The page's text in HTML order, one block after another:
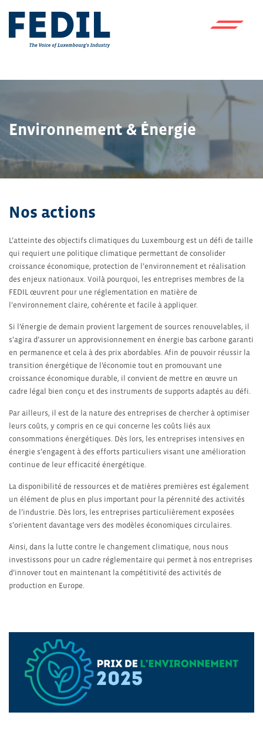
Environnement & Énergie
Nos actions
L’atteinte des objectifs climatiques du Luxembourg est un défi de taille
qui requiert une politique climatique permettant de consolider
croissance économique, protection de l’environnement et réalisation
des enjeux nationaux. Voilà pourquoi, les entreprises membres de la
FEDIL œuvrent pour une réglementation en matière de
l’environnement claire, cohérente et facile à appliquer.
Si l’énergie de demain provient largement de sources renouvelables, il
s’agira d’assurer un approvisionnement en énergie bas carbone garanti
en permanence et cela à des prix abordables. Afin de pouvoir réussir la
transition énergétique de l’économie tout en promouvant une
croissance économique durable, il convient de mettre en œuvre un
cadre légal bien conçu et des instruments de supports adaptés au défi.
Par ailleurs, il est de la nature des entreprises de chercher à optimiser
leurs coûts, y compris en ce qui concerne les coûts liés aux
consommations énergétiques. Dès lors, les entreprises intensives en
énergie s’engagent à des efforts particuliers visant une amélioration
continue de leur efficacité énergétique.
La disponibilité de ressources et de matières premières est également
un élément de plus en plus important pour la pérennité des activités
de l’industrie. Dès lors, les entreprises particulièrement exposées
s’orientent davantage vers des modèles économiques circulaires.
Ainsi, dans la lutte contre le changement climatique, nous nous
investissons pour un cadre réglementaire qui permet à nos entreprises
d’innover tout en maintenant la compétitivité des activités de
production en Europe.